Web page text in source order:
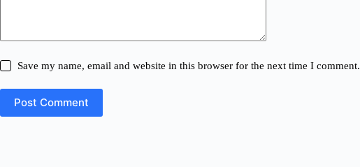
Save my name, email and website in this browser for the next time I comment.
Post Comment